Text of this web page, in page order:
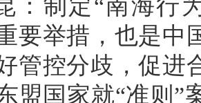
：制定“南海行
要举措，也是中
管控分歧，促进
盟国家就“准则”